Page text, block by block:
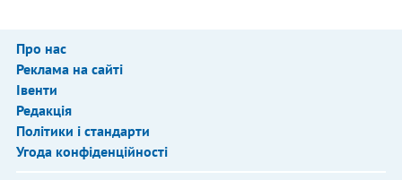
Про нас
Реклама на сайті
Івенти
Редакція
Політики і стандарти
Угода конфіденційності